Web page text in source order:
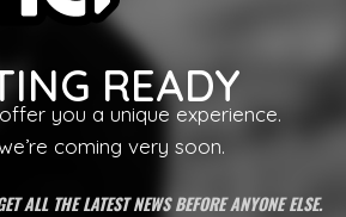
READY
you a unique experience.
coming very soon.
ALL THE LATEST NEWS BEFORE ANYONE ELSE.